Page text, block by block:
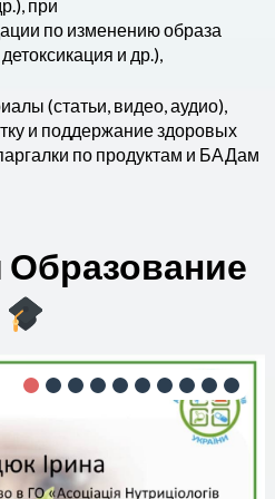
при
по изменению образа
и др.),
(статьи, видео, аудио),
и поддержание здоровых
по продуктам и БАДам